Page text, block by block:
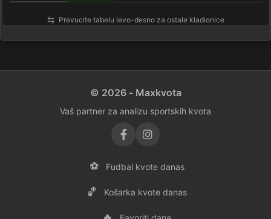
Prevucite tabelu levo-desno za ostale kladionice
© 2026 - Maxkvota
Vaš partner za analizu sportskih kvota
⚽ Fudbal kvote danas
🏀 Košarka kvote danas